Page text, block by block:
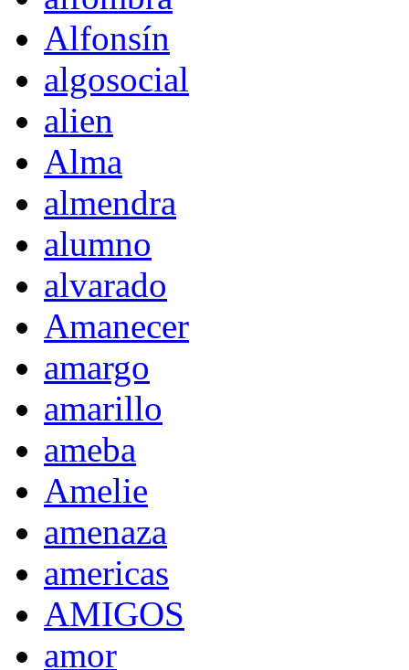
Alfonsín
algosocial
alien
Alma
almendra
alumno
alvarado
Amanecer
amargo
amarillo
ameba
Amelie
amenaza
americas
AMIGOS
amor